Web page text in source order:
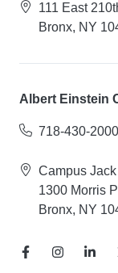
111 East
Bronx, NY
Albert Einstein
718-430-2000
Campus
1300 Morris
Bronx, NY